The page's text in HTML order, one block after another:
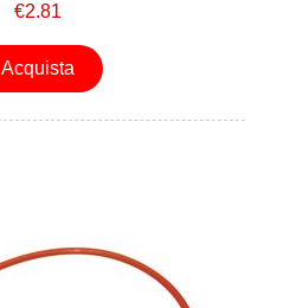
€2.81
Acquista